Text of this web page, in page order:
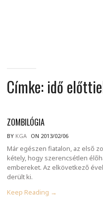
Címke: idő
ZOMBILÓGIA
BY KGA ON 2013/02/06
Már egészen fiatalon, az első
kétely, hogy szerencsétlen
embereket. Az elkövetkező
derült ki.
Keep Reading →